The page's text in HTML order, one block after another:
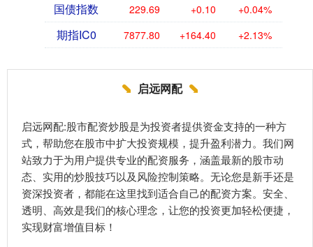
国债指数 229.69 +0.10 +0.04%
期指IC0 7877.80 +164.40 +2.13%
启远网配
启远网配:股市配资炒股是为投资者提供资金支持的一种方
式，帮助您在股市中扩大投资规模，提升盈利潜力。我们网
站致力于为用户提供专业的配资服务，涵盖最新的股市动
态、实用的炒股技巧以及风险控制策略。无论您是新手还是
资深投资者，都能在这里找到适合自己的配资方案。安全、
透明、高效是我们的核心理念，让您的投资更加轻松便捷，
实现财富增值目标！